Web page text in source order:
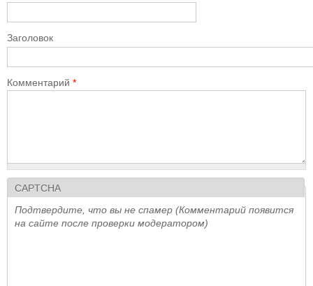
Заголовок
Комментарий *
CAPTCHA
Подтвердите, что вы не спамер (Комментарий появится
на сайте после проверки модератором)